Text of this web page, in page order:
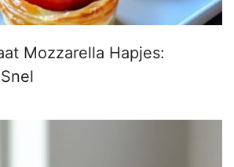
Mozzarella Hapjes: